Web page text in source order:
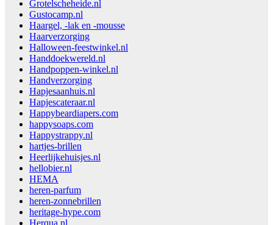
Grotelscheheide.nl
Gustocamp.nl
Haargel, -lak en -mousse
Haarverzorging
Halloween-feestwinkel.nl
Handdoekwereld.nl
Handpoppen-winkel.nl
Handverzorging
Hapjesaanhuis.nl
Hapjescateraar.nl
Happybeardiapers.com
happysoaps.com
Happystrappy.nl
hartjes-brillen
Heerlijkehuisjes.nl
hellobier.nl
HEMA
heren-parfum
heren-zonnebrillen
heritage-hype.com
Herqua.nl